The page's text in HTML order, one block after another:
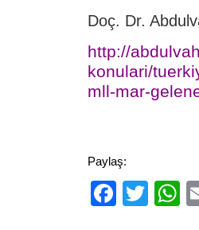
Doç. Dr.
http://
konulari/
mll-mar-
Paylaş: